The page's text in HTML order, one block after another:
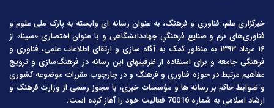
خبرگزاری علم، فناوری و فرهنگ، به عنوان رسانه ای وابسته به پارک ملی علوم و
فناوری‌های نرم و صنایع فرهنگیِ جهاددانشگاهی و با عنوان اختصاری «سینا» از
۱۶ مرداد ۱۳۹۳ به منظور کمک به آگاه سازی و ارتقای اطلاعات علمی، فناوری و
فرهنگی جامعه و برای استفاده از ظرفیتهای این رسانه در فرهنگ‌سازی و ترویج
مفاهیم مرتبط در حوزه فناوری و فرهنگ و در چارچوب مقررات موضوعه کشوری
و ضوابط حاکم بر رسانه ها و مؤسسات خبری، با مجوز رسمی از وزارت فرهنگ و
ارشاد اسلامی به شماره 70016 فعالیت خود را آغاز کرده است.